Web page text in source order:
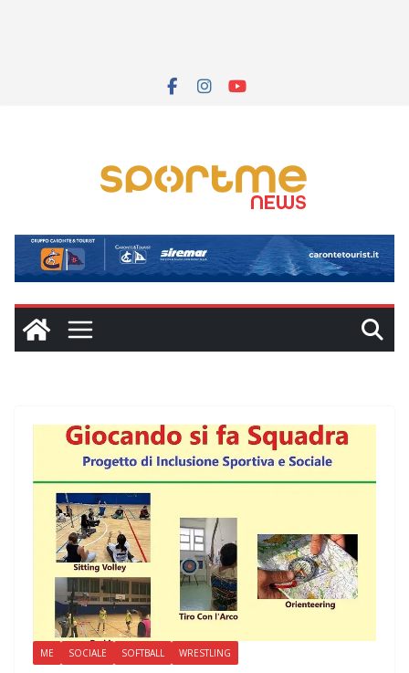
ME SOCIALE SOFTBALL WRESTLING